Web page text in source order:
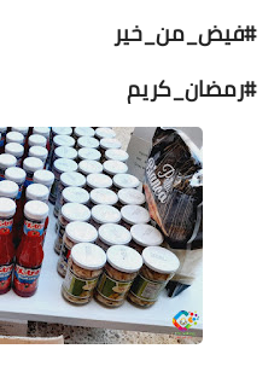
#فيض_من_خير
#رمضان_كريم